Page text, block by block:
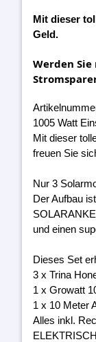
Mit dieser
Geld.
Werden Sie
1005 Watt
Mit dieser
freuen Sie
Nur 3
Der Aufbau
und einen
Dieses Set
3 x Trina
1 x Growatt
1 x 10 Meter
Alles inkl.